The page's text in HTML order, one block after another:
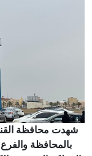
شهدت محافظة
بالمحافظة